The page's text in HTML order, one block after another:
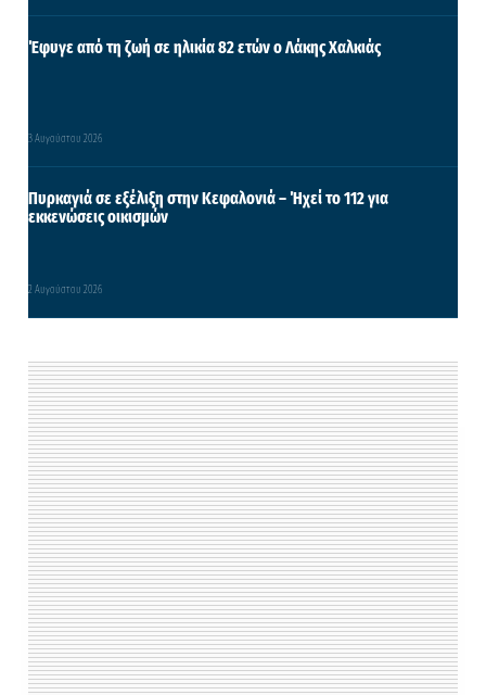
Έφυγε από τη ζωή σε ηλικία 82 ετών ο Λάκης Χαλκιάς
3 Αυγούστου 2026
Πυρκαγιά σε εξέλιξη στην Κεφαλονιά – Ήχεί το 112 για
εκκενώσεις οικισμών
2 Αυγούστου 2026